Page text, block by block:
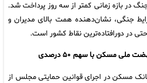
در بازه زمانی کمتر از سه روز پرداخت شد.
جنگی، نشان‌دهنده همت بالای مدیران و
در دورافتاده‌ترین نقاط کشور است.
مسکن با سهم ۵۰ درصدی
مسکن در اجرای قوانین حمایتی مجلس از